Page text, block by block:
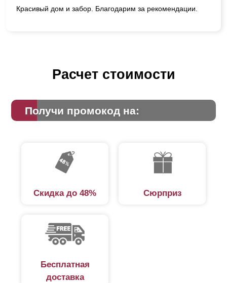
Красивый дом и забор. Благодарим за рекомендации.
Расчет стоимости
Получи промокод на:
Скидка до 48% Сюрприз
Бесплатная
доставка